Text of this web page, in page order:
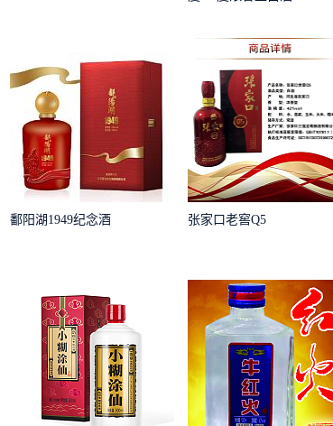
鄱阳湖1949纪念酒 张家口老窖Q5